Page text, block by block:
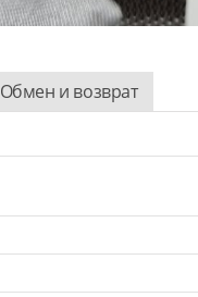
Обмен и возврат